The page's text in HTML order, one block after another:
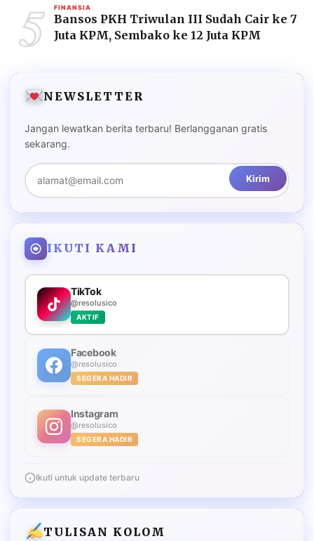
5 FINANSIA
Bansos PKH Triwulan III Sudah Cair ke 7
Juta KPM, Sembako ke 12 Juta KPM
NEWSLETTER
Jangan lewatkan berita terbaru! Berlangganan gratis
sekarang.
Kirim
IKUTI KAMI
TikTok
@resolusico
AKTIF
Facebook
@resolusico
SEGERA HADIR
Instagram
@resolusico
SEGERA HADIR
Ikuti untuk update terbaru
TULISAN KOLOM